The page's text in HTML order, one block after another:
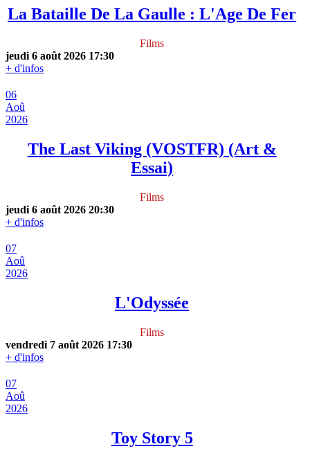
La Bataille De La Gaulle : L'Age De Fer
Films
jeudi 6 août 2026 17:30
+ d'infos
06
Aoû
2026
The Last Viking (VOSTFR) (Art &
Essai)
Films
jeudi 6 août 2026 20:30
+ d'infos
07
Aoû
2026
L'Odyssée
Films
vendredi 7 août 2026 17:30
+ d'infos
07
Aoû
2026
Toy Story 5